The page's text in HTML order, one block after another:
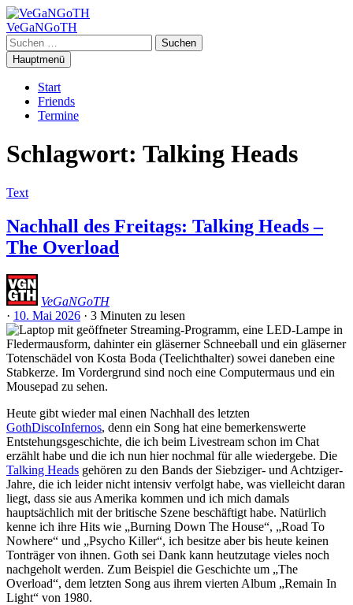
Zum
Inhalt
springen
VeGaNGoTH
Suchen
nach:
Hauptmenü
Start
Friends
Termine
Schlagwort: Talking Heads
Text
Nachhall des Freitags: Talking Heads –
The Overload
VeGaNGoTH
· 10. Mai 2026 · 3 Minuten zu lesen
Heute gibt wieder mal einen Nachhall des letzten
GothDiscoInfernos, denn ein Song hat eine bemerkenswerte
Entstehungsgeschichte, die ich beim Livestream schon im Chat
erzählt habe und die ich nun hier nochmal für alle wiedergebe. Die
Talking Heads gehören zu den Bands der Siebziger- und Achtziger-
Jahre, die ich leider nicht intensiv verfolgt habe, was vielleicht daran
liegt, dass sie aus Amerika kommen und ich mich damals
hauptsächlich mit der britische Szene beschäftigt habe. Natürlich
kenne ich ihre Hits wie „Burning Down The House“, „Road To
Nowhere“ und „Psycho Killer“, ich besitze aber bis heute keinen
Tonträger von ihnen. Goth sei Dank kann heutzutage vieles noch
nachgeholt werden. Zum Beispiel die Geschichte um „The
Overload“, dem letzten Song aus ihrem vierten Album „Remain In
Light“ von 1980.